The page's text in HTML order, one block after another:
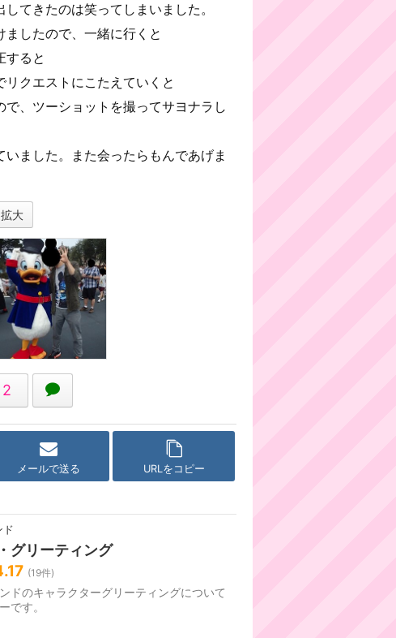
てきたのは笑ってしまいました。
したので、一緒に行くと
すると
クエストにこたえていくと
、ツーショットを撮ってサヨナラし
ました。また会ったらもんであげま
大
2
メールで送る URLをコピー
ド
グリーティング
(19件)
ドのキャラクターグリーティングについて
です。